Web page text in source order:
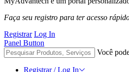
Faça seu registro para ter acesso
Registrar Log In
Panel Button
Você
Registrar / Log In